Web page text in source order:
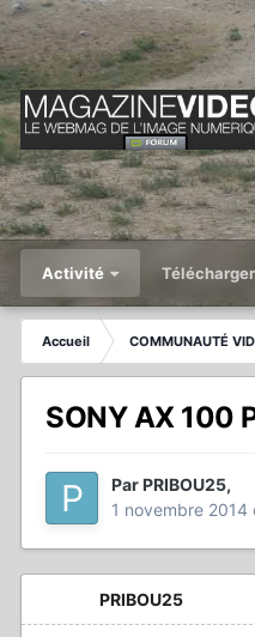
Activité
Accueil COMMUNAUTÉ
SONY AX 100
ParPRIBOU25,
1 novembre 2014
PRIBOU25